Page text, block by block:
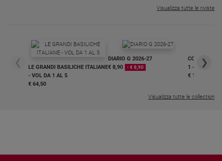
Visualizza tutte le riviste
❮
LE GRANDI BASILICHE ITALIANE
- VOL DA 1 AL 5
€ 64,50
DIARIO G 2026-27
€ 8,90
- € 8,90
COLLANA
1 - 2
€ 18,50
❯
Visualizza tutte le collection